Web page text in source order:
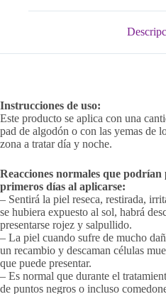
Instrucciones de uso:
Este producto se aplica con una
pad de algodón o con las yemas de
zona a tratar día y noche.
Reacciones normales que
primeros días al aplicarse:
– Sentirá la piel reseca, restirada,
se hubiera expuesto al sol, habrá
presentarse rojez y salpullido.
– La piel cuando sufre de mucho
un recambio y descaman células
que puede presentar.
– Es normal que durante el
de puntos negros o incluso